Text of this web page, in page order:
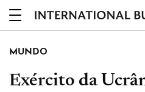
MUNDO
Exército da